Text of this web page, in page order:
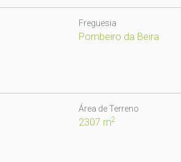
Freguesia
Pombeiro da Beira
Área de Terreno
2307 m2